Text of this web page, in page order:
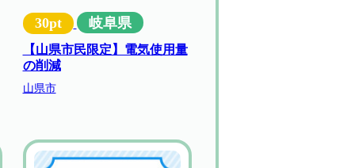
30pt 岐阜県
【山県市民限定】電気使用量
の削減
山県市